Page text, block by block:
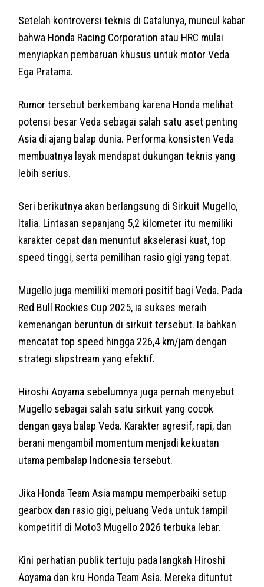
Setelah kontroversi teknis di Catalunya, muncul kabar
bahwa Honda Racing Corporation atau HRC mulai
menyiapkan pembaruan khusus untuk motor Veda
Ega Pratama.
Rumor tersebut berkembang karena Honda melihat
potensi besar Veda sebagai salah satu aset penting
Asia di ajang balap dunia. Performa konsisten Veda
membuatnya layak mendapat dukungan teknis yang
lebih serius.
Seri berikutnya akan berlangsung di Sirkuit Mugello,
Italia. Lintasan sepanjang 5,2 kilometer itu memiliki
karakter cepat dan menuntut akselerasi kuat, top
speed tinggi, serta pemilihan rasio gigi yang tepat.
Mugello juga memiliki memori positif bagi Veda. Pada
Red Bull Rookies Cup 2025, ia sukses meraih
kemenangan beruntun di sirkuit tersebut. Ia bahkan
mencatat top speed hingga 226,4 km/jam dengan
strategi slipstream yang efektif.
Hiroshi Aoyama sebelumnya juga pernah menyebut
Mugello sebagai salah satu sirkuit yang cocok
dengan gaya balap Veda. Karakter agresif, rapi, dan
berani mengambil momentum menjadi kekuatan
utama pembalap Indonesia tersebut.
Jika Honda Team Asia mampu memperbaiki setup
gearbox dan rasio gigi, peluang Veda untuk tampil
kompetitif di Moto3 Mugello 2026 terbuka lebar.
Kini perhatian publik tertuju pada langkah Hiroshi
Aoyama dan kru Honda Team Asia. Mereka dituntut